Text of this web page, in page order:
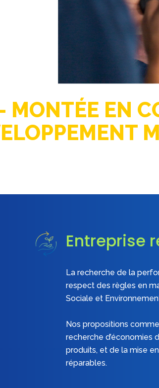
EN
Entreprise
La recherche de la
respect des règles en
Sociale et
Nos propositions
recherche d’économies
produits, et de la mise
réparables.